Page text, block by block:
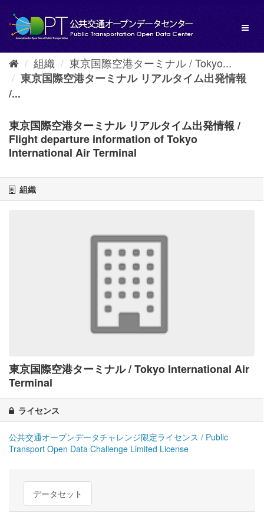
し
組織
東京国際空港ターミナル / Tokyo...
東京国際空港ターミナル リアルタイム出発情報
/...
東京国際空港ターミナル リアルタイム出発情報 /
Flight departure information of Tokyo
International Air Terminal
組織
東京国際空港ターミナル / Tokyo International Air
Terminal
ライセンス
公共交通オープンデータチャレンジ限定ライセンス / Public
Transport Open Data Challenge Limited License
データセット